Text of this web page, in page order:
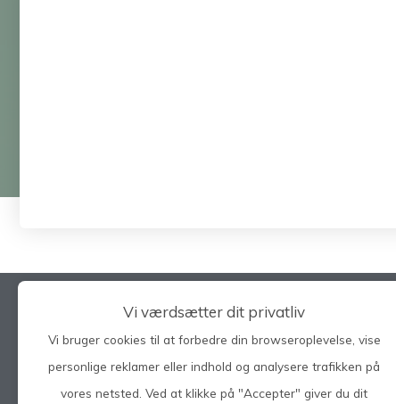
Vi værdsætter dit privatliv
Vi bruger cookies til at forbedre din browseroplevelse, vise
personlige reklamer eller indhold og analysere trafikken på
vores netsted. Ved at klikke på "Accepter" giver du dit